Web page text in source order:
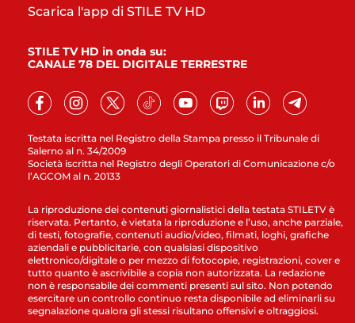
Testata iscritta nel Registro della Stampa presso il Tribunale di
Salerno al n. 34/2009
Società iscritta nel Registro degli Operatori di Comunicazione c/o
l’AGCOM al n. 20133
Scarica l'app di STILE TV HD
STILE TV HD in onda su:
CANALE 78 DEL DIGITALE TERRESTRE
La riproduzione dei contenuti giornalistici della testata STILETV è
riservata. Pertanto, è vietata la riproduzione e l’uso, anche parziale,
di testi, fotografie, contenuti audio/video, filmati, loghi, grafiche
aziendali e pubblicitarie, con qualsiasi dispositivo
elettronico/digitale o per mezzo di fotocopie, registrazioni, cover e
tutto quanto è ascrivibile a copia non autorizzata. La redazione
non è responsabile dei commenti presenti sul sito. Non potendo
esercitare un controllo continuo resta disponibile ad eliminarli su
segnalazione qualora gli stessi risultano offensivi e oltraggiosi.